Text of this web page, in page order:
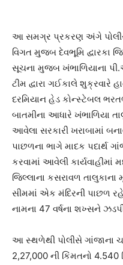
આ સમગ્ર પ્રકરણ અંગે પોલીસ
વિગત મુજબ દેવભૂમિ દ્વારકા
સૂચના મુજબ ખંભાળિયાના
ટીમ દ્વારા ગઈકાલે શુક્રવારે
દરમિયાન હેડ કોન્સ્ટેબલ
બાતમીના આધારે ખંભાળિયા
આવેલા સરકારી ખરાબામાં
પાછળના ભાગે માદક પદાર્થ
કરવામાં આવેલી
જિલ્લાના કસરાવળ
સીમમાં એક મંદિરની પાછળ
નામના 47 વર્ષના શખ્સને
આ સ્થળેથી પોલીસે ગાંજાના
2,27,000 ની કિંમતનો